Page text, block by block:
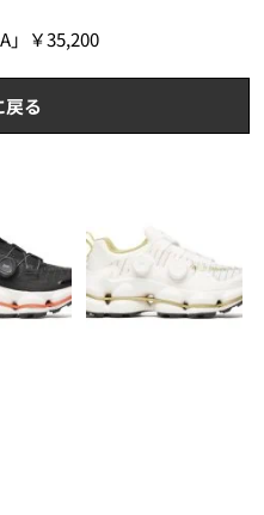
」￥35,200
戻る